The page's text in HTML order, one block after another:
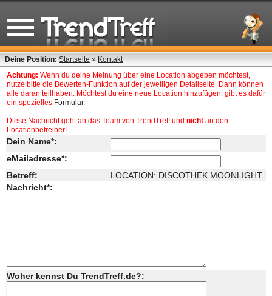
Deine Position: Startseite » Kontakt
Achtung: Wenn du deine Meinung über eine Location abgeben möchtest,
nutze bitte die Bewerten-Funktion auf der jeweiligen Detailseite. Dann können
alle daran teilhaben. Möchtest du eine neue Location hinzufügen, gibt es dafür
ein spezielles Formular.
Diese Nachricht geht an das Team von TrendTreff und nicht an den
Locationbetreiber!
Dein Name*:
eMailadresse*:
Betreff:
LOCATION: DISCOTHEK MOONLIGHT
Nachricht*:
Woher kennst Du TrendTreff.de?: